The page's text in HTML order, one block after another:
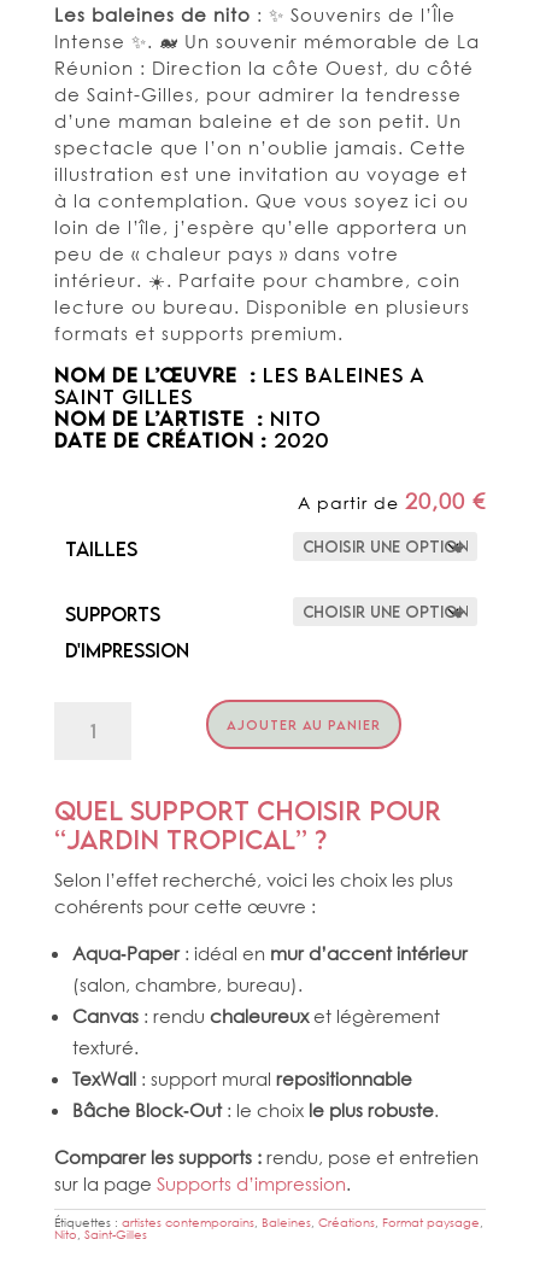
Les baleines de nito : ✨ Souvenirs de l’Île
Intense ✨. 🐋 Un souvenir mémorable de La
Réunion : Direction la côte Ouest, du côté
de Saint-Gilles, pour admirer la tendresse
d’une maman baleine et de son petit. Un
spectacle que l’on n’oublie jamais. Cette
illustration est une invitation au voyage et
à la contemplation. Que vous soyez ici ou
loin de l’île, j’espère qu’elle apportera un
peu de « chaleur pays » dans votre
intérieur. ☀️. Parfaite pour chambre, coin
lecture ou bureau. Disponible en plusieurs
formats et supports premium.
NOM DE L’ŒUVRE : LES BALEINES A
SAINT GILLES
NOM DE L’ARTISTE : Nito
DATE DE CRÉATION : 2020
A partir de20,00€
Tailles
Supports
d'impression
A
ST-
GILLES
AJOUTER AU PANIER
Quel support choisir pour
“jardin tropical” ?
Selon l’effet recherché, voici les choix les plus
cohérents pour cette œuvre :
Aqua‑Paper: idéal en mur d’accent intérieur
(salon, chambre, bureau).
Canvas: rendu chaleureuxet légèrement
texturé.
TexWall: support mural repositionnable
Bâche Block‑Out: le choix le plus robuste.
Comparer les supports :rendu, pose et entretien
sur la page Supports d’impression.
Étiquettes : artistes contemporains, Baleines, Créations, Format paysage,
Nito, Saint-Gilles